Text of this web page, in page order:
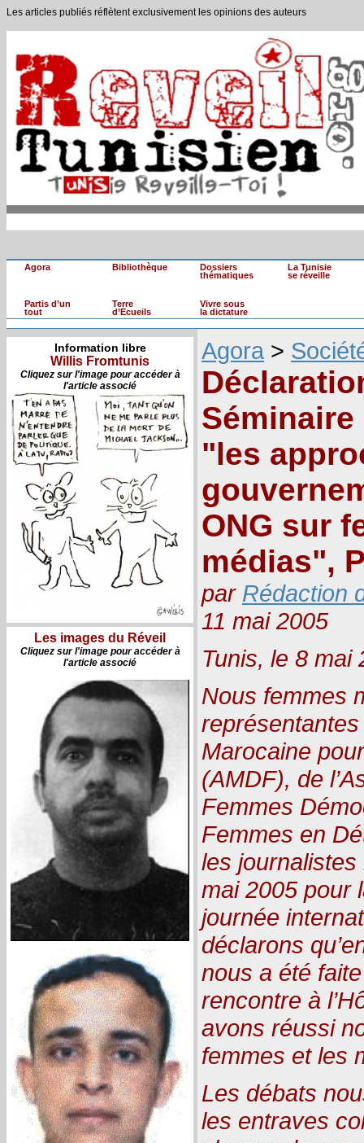
Les articles publiés réflètent exclusivement les opinions des auteurs
Agora Bibliothèque
Dossiers
thématiques
La Tunisie
se réveille
Partis d’un
tout
Terre
d’Ecueils
Vivre sous
la dictature
Information libre
Willis Fromtunis
Cliquez sur l'image pour accéder à
l'article associé
Les images du Réveil
Cliquez sur l'image pour accéder à
l'article associé
Agora >
"les
ONG sur
médias",
par Rédaction
11 mai 2005
Tunis, le 8 mai
Nous femmes
représentantes
Marocaine
(AMDF), de
Femmes
Femmes en
les
mai 2005 pour
journée
déclarons
nous a été
rencontre à
avons réussi
femmes et les
Les débats
les entraves